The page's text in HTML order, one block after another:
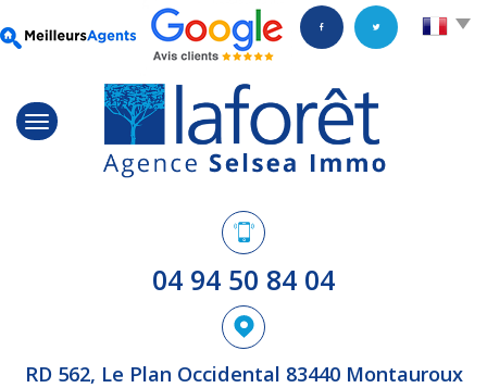
04 94 50 84 04
RD 562, Le Plan Occidental 83440 Montauroux